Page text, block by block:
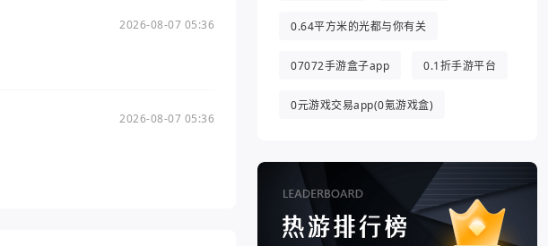
2026-08-07 05:36
2026-08-07 05:36
0.64平方米的光都与你有关
07072手游盒子app 0.1折手游平台
0元游戏交易app(0氪游戏盒)